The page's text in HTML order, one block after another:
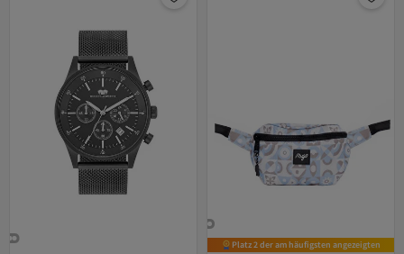
Platz 2 der am häufigsten angezeigten